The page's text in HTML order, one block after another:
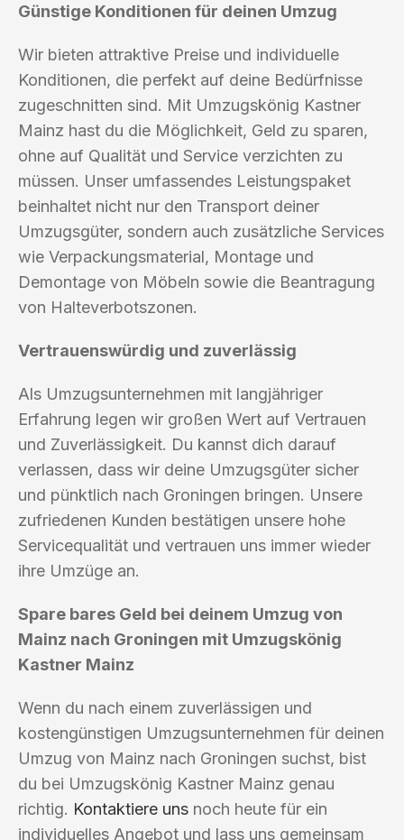
Günstige Konditionen für deinen Umzug
Wir bieten attraktive Preise und individuelle
Konditionen, die perfekt auf deine Bedürfnisse
zugeschnitten sind. Mit Umzugskönig Kastner
Mainz hast du die Möglichkeit, Geld zu sparen,
ohne auf Qualität und Service verzichten zu
müssen. Unser umfassendes Leistungspaket
beinhaltet nicht nur den Transport deiner
Umzugsgüter, sondern auch zusätzliche Services
wie Verpackungsmaterial, Montage und
Demontage von Möbeln sowie die Beantragung
von Halteverbotszonen.
Vertrauenswürdig und zuverlässig
Als Umzugsunternehmen mit langjähriger
Erfahrung legen wir großen Wert auf Vertrauen
und Zuverlässigkeit. Du kannst dich darauf
verlassen, dass wir deine Umzugsgüter sicher
und pünktlich nach Groningen bringen. Unsere
zufriedenen Kunden bestätigen unsere hohe
Servicequalität und vertrauen uns immer wieder
ihre Umzüge an.
Spare bares Geld bei deinem Umzug von
Mainz nach Groningen mit Umzugskönig
Kastner Mainz
Wenn du nach einem zuverlässigen und
kostengünstigen Umzugsunternehmen für deinen
Umzug von Mainz nach Groningen suchst, bist
du bei Umzugskönig Kastner Mainz genau
richtig. Kontaktiere uns noch heute für ein
individuelles Angebot und lass uns gemeinsam